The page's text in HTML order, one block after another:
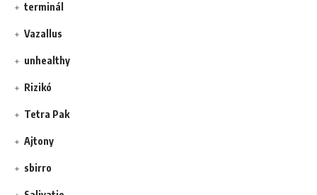
terminál
Vazallus
unhealthy
Rizikó
Tetra Pak
Ajtony
sbirro